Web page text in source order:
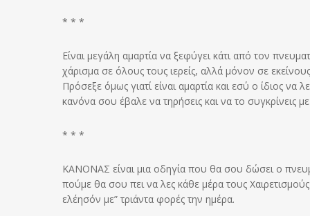
* * *
Είναι μεγάλη αμαρτία να ξεφύγει κάτι από τον
χάρισμα σε όλους τους ιερείς, αλλά μόνον σε
Πρόσεξε όμως γιατί είναι αμαρτία και εσύ ο ίδιος να
κανόνα σου έβαλε να τηρήσεις και να το συγκρίνεις
* * *
ΚΑΝΟΝΑΣ είναι μια οδηγία που θα σου δώσει ο
πούμε θα σου πει να λες κάθε μέρα τους
ελέησόν με” τριάντα φορές την ημέρα.